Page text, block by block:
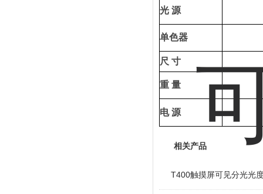
光 源
单色器
尺 寸
重 量
电 源
相关产品
T400触摸屏可见分光光